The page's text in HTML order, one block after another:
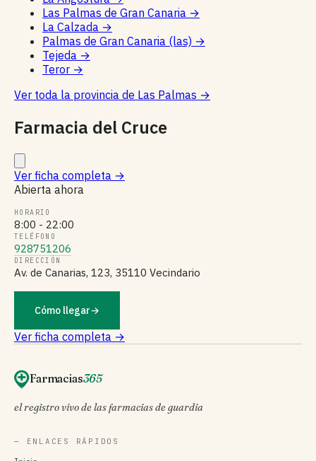
Las Palmas de Gran Canaria →
La Calzada →
Palmas de Gran Canaria (las) →
Tejeda →
Teror →
Ver toda la provincia de Las Palmas →
Farmacia del Cruce
Ver ficha completa →
Abierta ahora
HORARIO
8:00 - 22:00
TELÉFONO
928751206
DIRECCIÓN
Av. de Canarias, 123, 35110 Vecindario
Cómo llegar→
Ver ficha completa →
Farmacias365
el registro vivo de las farmacias de guardia
— ENLACES RÁPIDOS